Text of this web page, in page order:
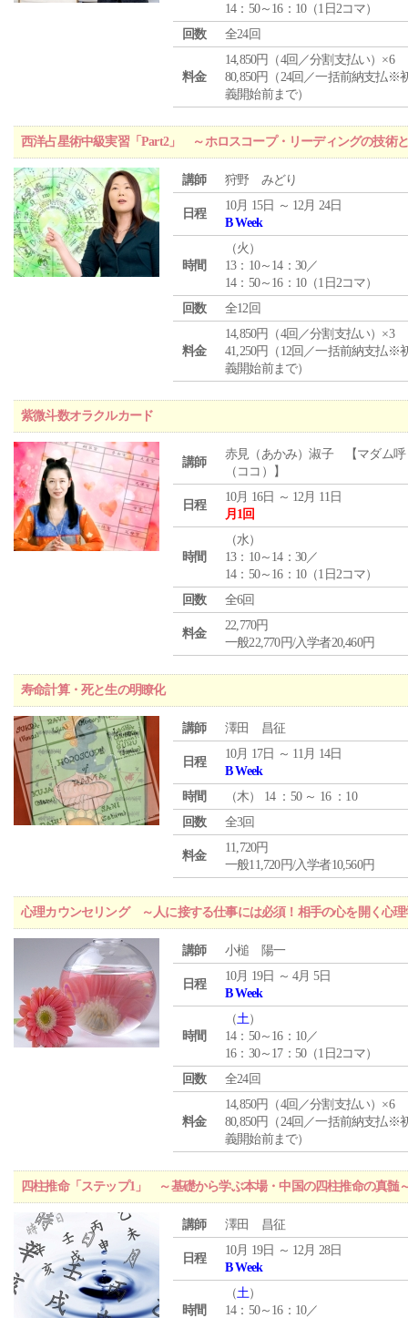
14：50～16：10（1日2コマ）
回数
全24回
料金
14,850円（4回／分割支払い）×6
80,850円（24回／一括前納支払※
義開始前まで）
西洋占星術中級実習「Part2」 ～ホロスコープ・リーディングの技術
講師 狩野 みどり
日程
10月 15日 ～ 12月 24日
B Week
時間
（火 ）
13：10～14：30／
14：50～16：10（1日2コマ）
回数
全12回
料金
14,850円（4回／分割支払い）×3
41,250円（12回／一括前納支払※
義開始前まで）
紫微斗数オラクルカード
講師
赤見（あかみ）淑子 【マダム呼
（ココ）】
日程
10月 16日 ～ 12月 11日
月1回
時間
（水）
13：10～14：30／
14：50～16：10（1日2コマ）
回数
全6回
料金
22,770円
一般22,770円/入学者20,460円
寿命計算・死と生の明瞭化
講師 澤田 昌征
日程
10月 17日 ～ 11月 14日
B Week
時間
（木） 14 ：50 ～ 16 ：10
回数
全3回
料金
11,720円
一般11,720円/入学者10,560円
心理カウンセリング ～人に接する仕事には必須！相手の心を開く心理
講師 小槌 陽一
日程
10月 19日 ～ 4月 5日
B Week
時間
（土）
14：50～16：10／
16：30～17：50（1日2コマ）
回数
全24回
料金
14,850円（4回／分割支払い）×6
80,850円（24回／一括前納支払※
義開始前まで）
四柱推命「ステップ1」 ～基礎から学ぶ本場・中国の四柱推命の真髄
講師 澤田 昌征
日程
10月 19日 ～ 12月 28日
B Week
時間
（土）
14：50～16：10／